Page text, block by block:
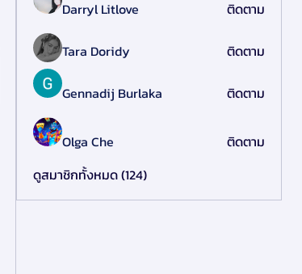
Darryl Litlove ติดตาม
Tara Doridy ติดตาม
Gennadij Burlaka ติดตาม
Olga Che
ติดตาม
ดูสมาชิกทั้งหมด (124)